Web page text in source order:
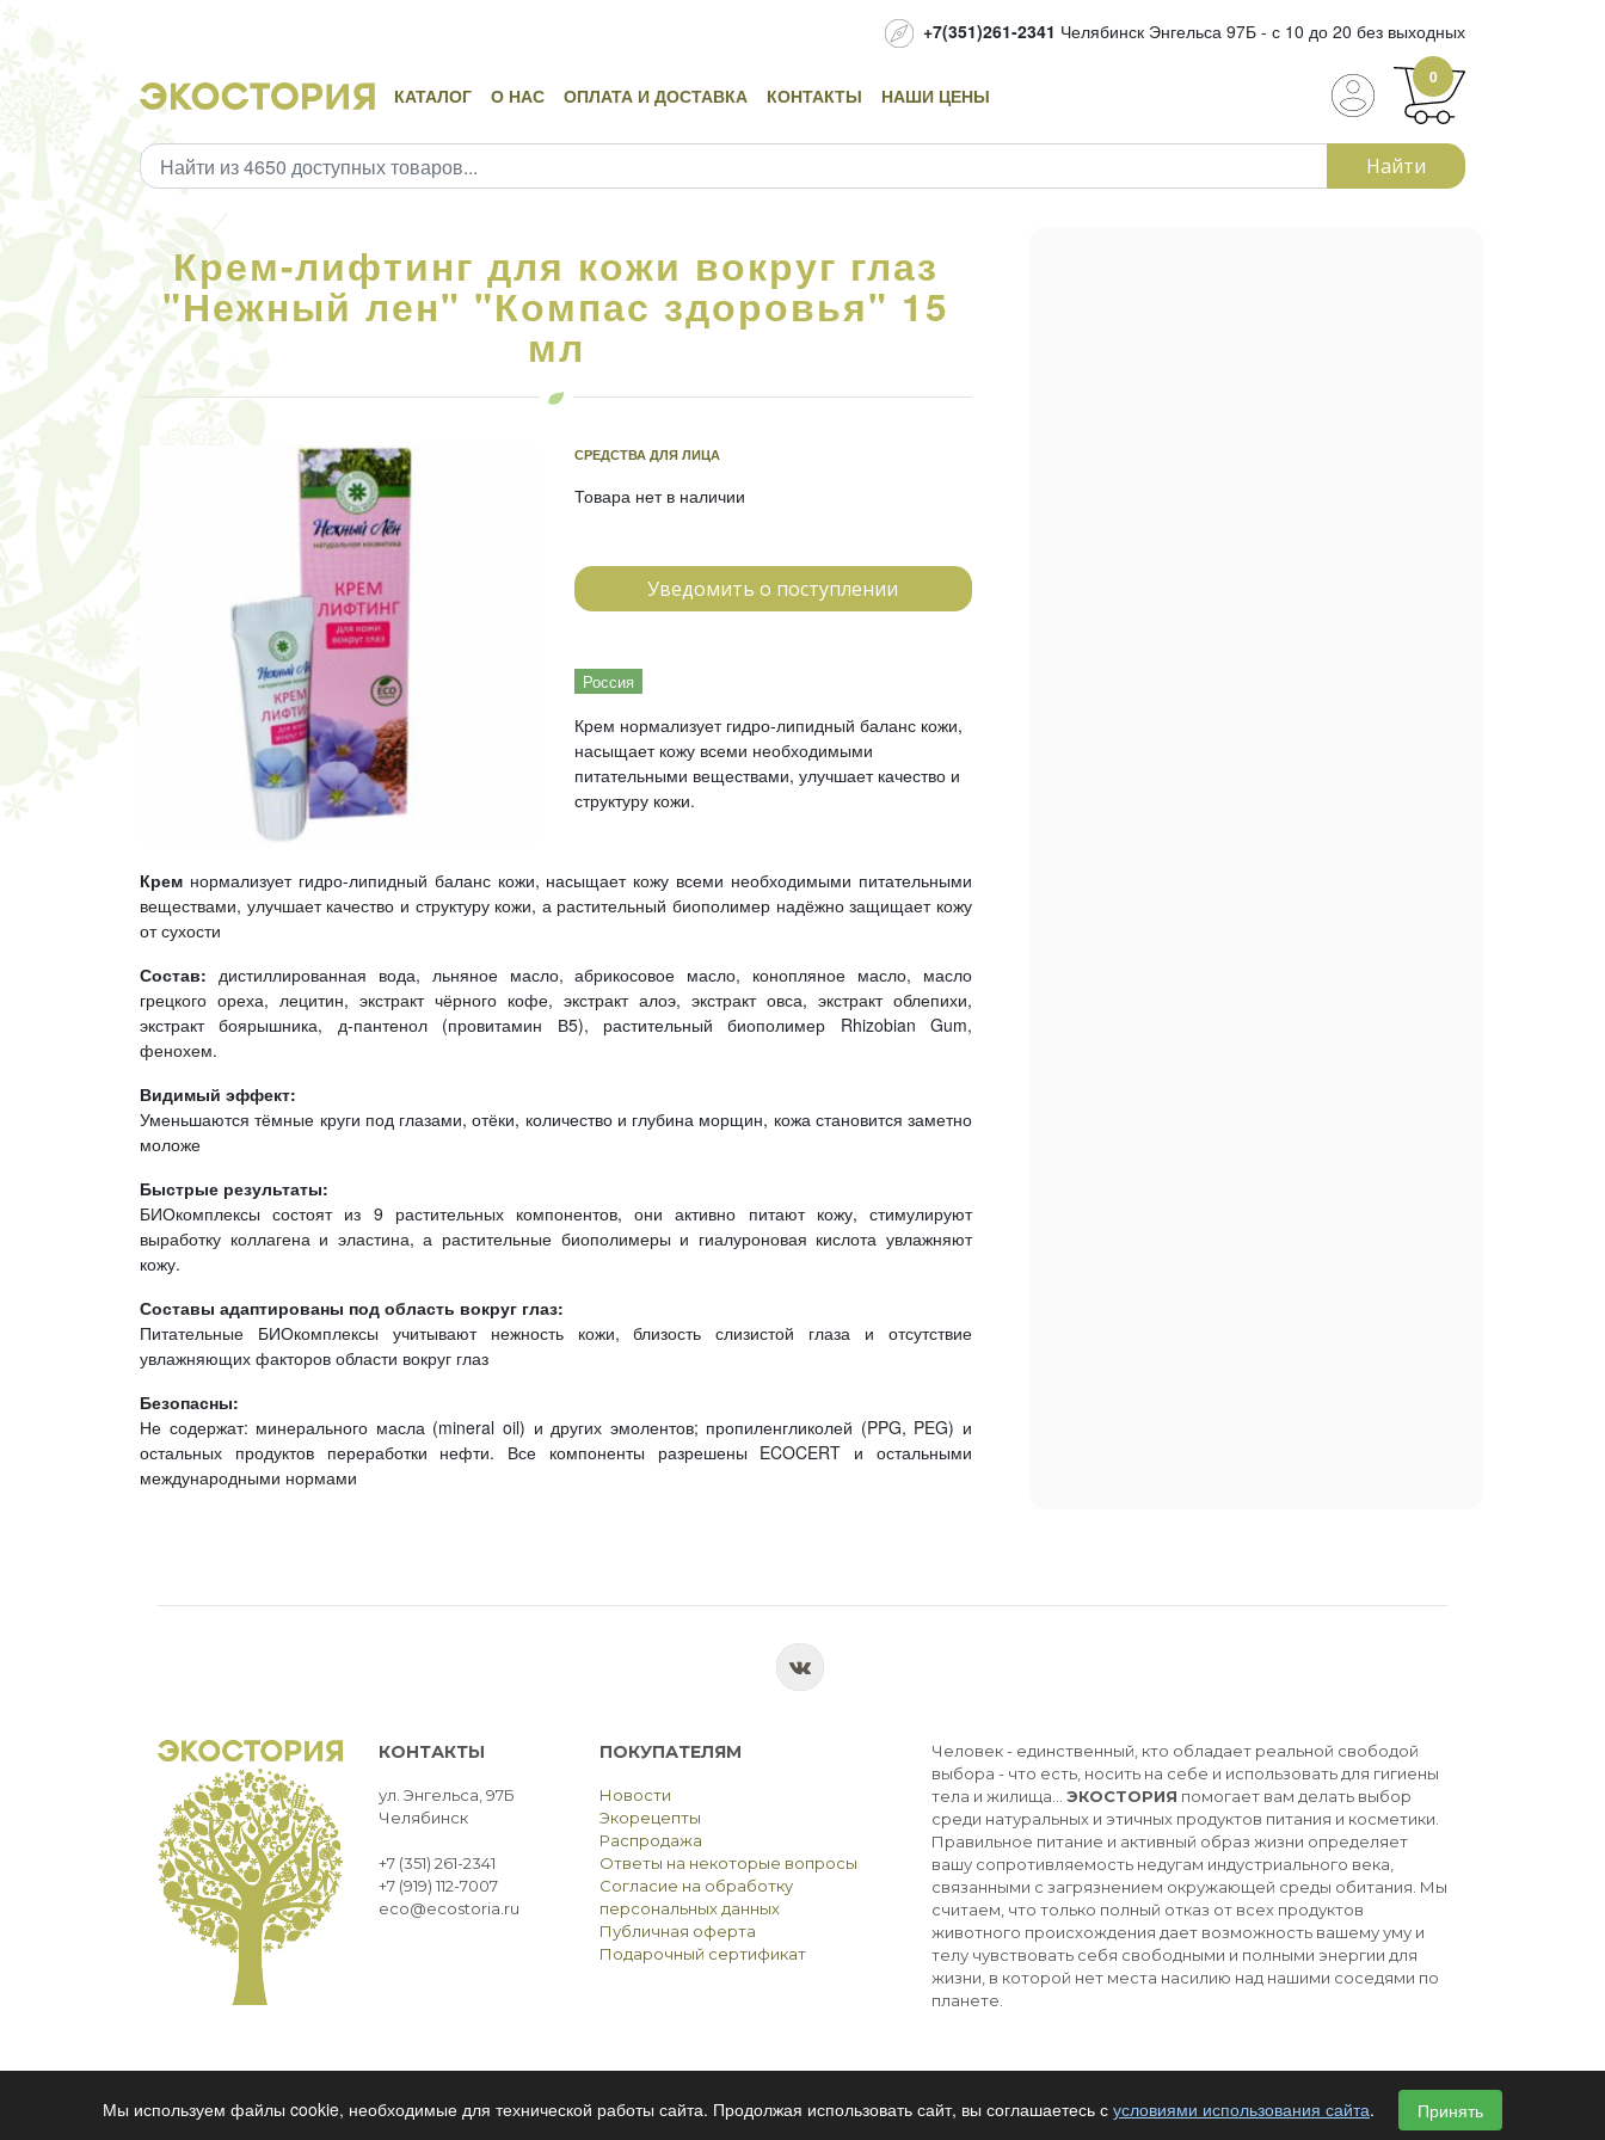
+7(351)261-2341 Челябинск Энгельса 97Б - с 10 до 20 без выходных
КАТАЛОГ О НАС ОПЛАТА И ДОСТАВКА КОНТАКТЫ НАШИ ЦЕНЫ
0
Найти
Крем-лифтинг для кожи вокруг глаз
"Нежный лен" "Компас здоровья" 15
мл
СРЕДСТВА ДЛЯ ЛИЦА
Товара нет в наличии
Уведомить о поступлении
Россия
Крем нормализует гидро-липидный баланс кожи,
насыщает кожу всеми необходимыми
питательными веществами, улучшает качество и
структуру кожи.
Крем нормализует гидро-липидный баланс кожи, насыщает кожу всеми необходимыми питательными
веществами, улучшает качество и структуру кожи, а растительный биополимер надёжно защищает кожу
от сухости
Состав: дистиллированная вода, льняное масло, абрикосовое масло, конопляное масло, масло
грецкого ореха, лецитин, экстракт чёрного кофе, экстракт алоэ, экстракт овса, экстракт облепихи,
экстракт боярышника, д-пантенол (провитамин В5), растительный биополимер Rhizobian Gum,
фенохем.
Видимый эффект:
Уменьшаются тёмные круги под глазами, отёки, количество и глубина морщин, кожа становится заметно
моложе
Быстрые результаты:
БИОкомплексы состоят из 9 растительных компонентов, они активно питают кожу, стимулируют
выработку коллагена и эластина, а растительные биополимеры и гиалуроновая кислота увлажняют
кожу.
Составы адаптированы под область вокруг глаз:
Питательные БИОкомплексы учитывают нежность кожи, близость слизистой глаза и отсутствие
увлажняющих факторов области вокруг глаз
Безопасны:
Не содержат: минерального масла (mineral oil) и других эмолентов; пропиленгликолей (PPG, PEG) и
остальных продуктов переработки нефти. Все компоненты разрешены ECOCERT и остальными
международными нормами
КОНТАКТЫ
ул. Энгельса, 97Б
Челябинск
+7 (351) 261-2341
+7 (919) 112-7007
eco@ecostoria.ru
ПОКУПАТЕЛЯМ
Новости
Экорецепты
Распродажа
Ответы на некоторые вопросы
Согласие на обработку
персональных данных
Публичная оферта
Подарочный сертификат
Человек - единственный, кто обладает реальной свободой
выбора - что есть, носить на себе и использовать для гигиены
тела и жилища... ЭКОСТОРИЯ помогает вам делать выбор
среди натуральных и этичных продуктов питания и косметики.
Правильное питание и активный образ жизни определяет
вашу сопротивляемость недугам индустриального века,
связанными с загрязнением окружающей среды обитания. Мы
считаем, что только полный отказ от всех продуктов
животного происхождения дает возможность вашему уму и
телу чувствовать себя свободными и полными энергии для
жизни, в которой нет места насилию над нашими соседями по
планете.
Мы используем файлы cookie, необходимые для технической работы сайта. Продолжая использовать сайт, вы соглашаетесь с условиями использования сайта. Принять